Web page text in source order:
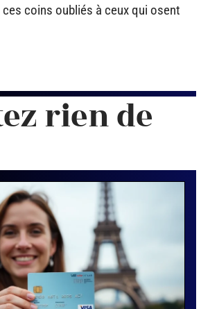
coins oubliés à ceux qui osent
rien de